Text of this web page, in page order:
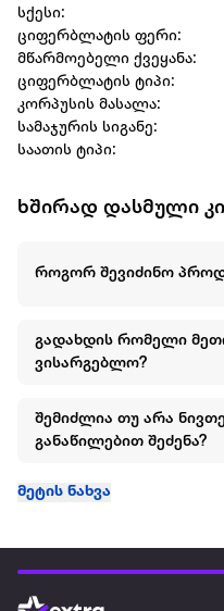
სქესი:
ციფერბლატის ფერი:
მწარმოებელი ქვეყანა:
ციფერბლატის ტიპი:
კორპუსის მასალა:
სამაჯურის სიგანე:
საათის ტიპი:
ხშირად დასმული
როგორ შევიძინო
გადახდის რომელი
ვისარგებლო?
შემიძლია თუ არა
განაწილებით შეძენა?
მეტის ნახვა